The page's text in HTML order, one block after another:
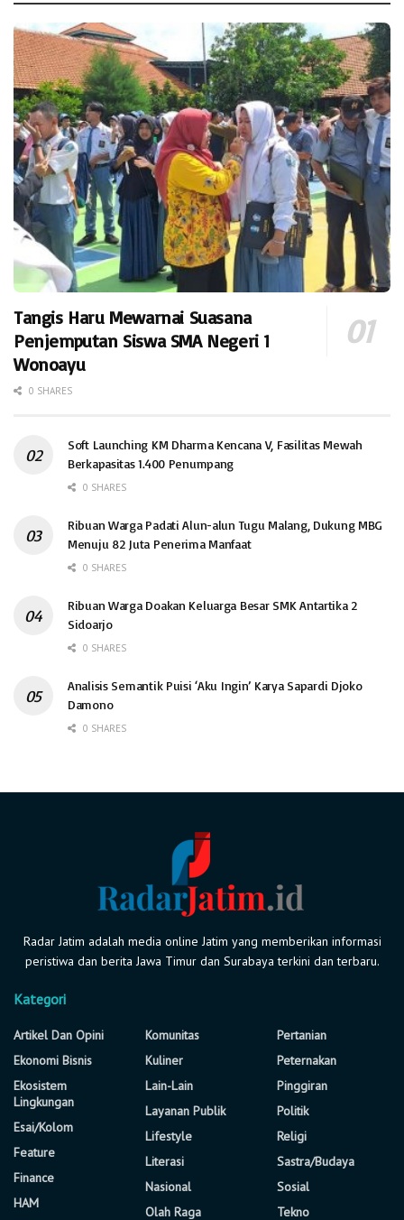
Tangis Haru Mewarnai Suasana
Penjemputan Siswa SMA Negeri 1
Wonoayu
0 SHARES
Soft Launching KM Dharma Kencana V, Fasilitas Mewah
Berkapasitas 1.400 Penumpang
0 SHARES
Ribuan Warga Padati Alun-alun Tugu Malang, Dukung MBG
Menuju 82 Juta Penerima Manfaat
0 SHARES
Ribuan Warga Doakan Keluarga Besar SMK Antartika 2
Sidoarjo
0 SHARES
Analisis Semantik Puisi ‘Aku Ingin’ Karya Sapardi Djoko
Damono
0 SHARES
Radar Jatim adalah media online Jatim yang memberikan informasi
peristiwa dan berita Jawa Timur dan Surabaya terkini dan terbaru.
Kategori
Artikel Dan Opini
Ekonomi Bisnis
Ekosistem
Lingkungan
Esai/Kolom
Feature
Finance
HAM
Komunitas
Kuliner
Lain-Lain
Layanan Publik
Lifestyle
Literasi
Nasional
Olah Raga
Pertanian
Peternakan
Pinggiran
Politik
Religi
Sastra/Budaya
Sosial
Tekno